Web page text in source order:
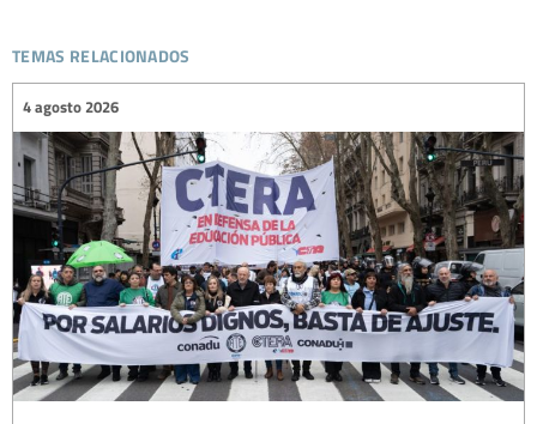
temas relacionados
4 agosto 2026